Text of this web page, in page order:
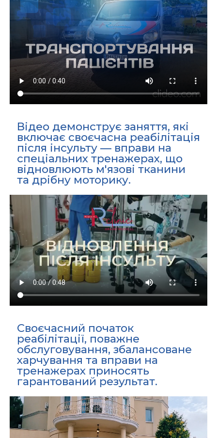
Відео демонструє заняття, які
включає своєчасна реабілітація
після інсульту — вправи на
спеціальних тренажерах, що
відновлюють м'язові тканини
та дрібну моторику.
Своєчасний початок
реабілітації, поважне
обслуговування, збалансоване
харчування та вправи на
тренажерах приносять
гарантований результат.